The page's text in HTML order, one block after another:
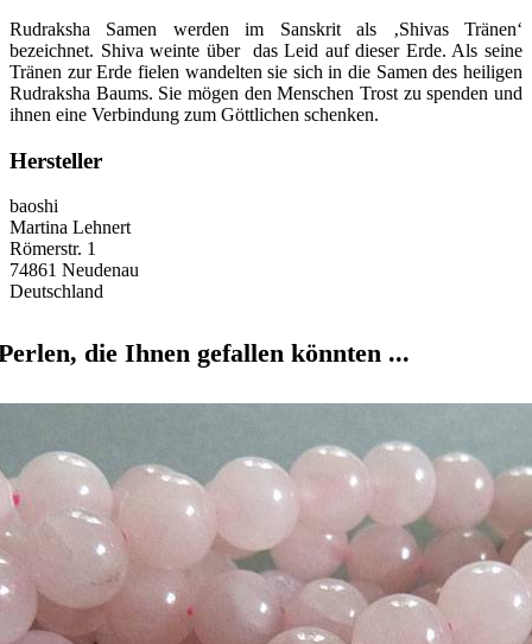
Rudraksha Samen werden im Sanskrit als ‚Shivas Tränen‘
bezeichnet. Shiva weinte über das Leid auf dieser Erde. Als seine
Tränen zur Erde fielen wandelten sie sich in die Samen des heiligen
Rudraksha Baums. Sie mögen den Menschen Trost zu spenden und
ihnen eine Verbindung zum Göttlichen schenken.
Hersteller
baoshi
Martina Lehnert
Römerstr. 1
74861 Neudenau
Deutschland
die Ihnen gefallen könnten ...